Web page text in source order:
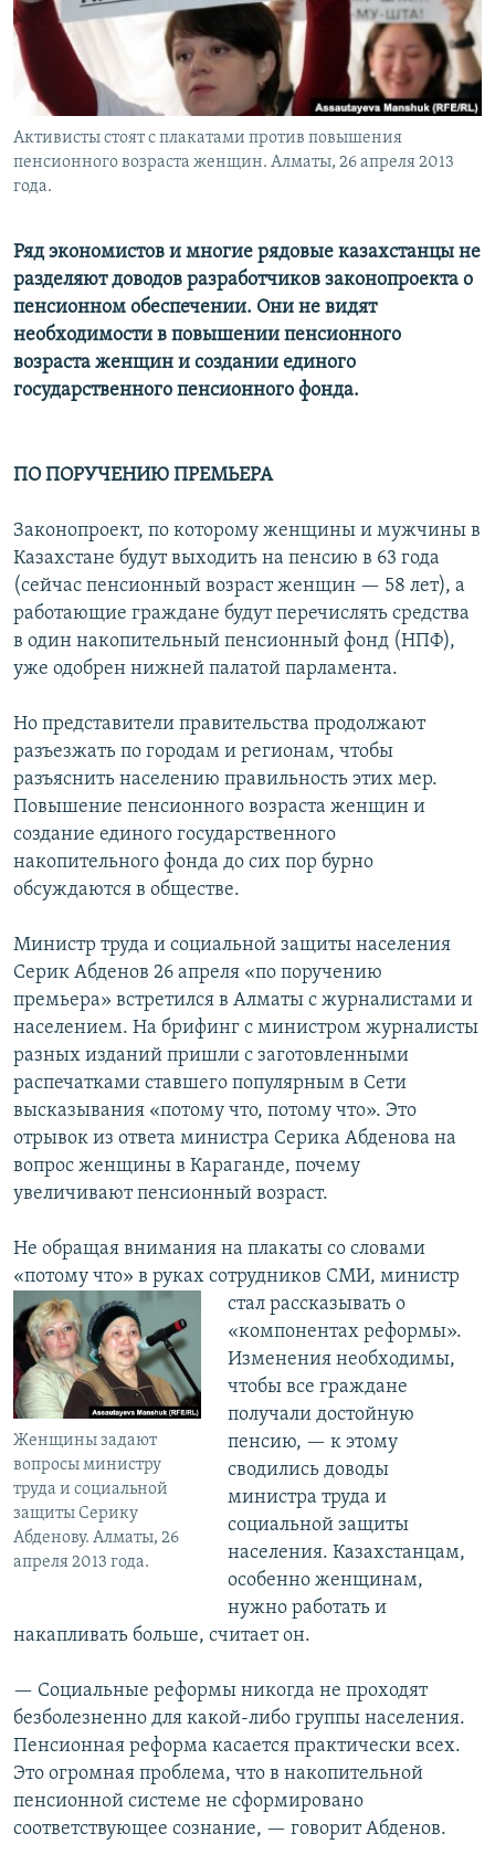
Активисты стоят с плакатами против повышения
пенсионного возраста женщин. Алматы, 26 апреля 2013
года.
Ряд экономистов и многие рядовые казахстанцы не
разделяют доводов разработчиков законопроекта о
пенсионном обеспечении. Они не видят
необходимости в повышении пенсионного
возраста женщин и создании единого
государственного пенсионного фонда.
ПО ПОРУЧЕНИЮ ПРЕМЬЕРА
Законопроект, по которому женщины и мужчины в
Казахстане будут выходить на пенсию в 63 года
(сейчас пенсионный возраст женщин — 58 лет), а
работающие граждане будут перечислять средства
в один накопительный пенсионный фонд (НПФ),
уже одобрен нижней палатой парламента.
Но представители правительства продолжают
разъезжать по городам и регионам, чтобы
разъяснить населению правильность этих мер.
Повышение пенсионного возраста женщин и
создание единого государственного
накопительного фонда до сих пор бурно
обсуждаются в обществе.
Министр труда и социальной защиты населения
Серик Абденов 26 апреля «по поручению
премьера» встретился в Алматы с журналистами и
населением. На брифинг с министром журналисты
разных изданий пришли с заготовленными
распечатками ставшего популярным в Сети
высказывания «потому что, потому что». Это
отрывок из ответа министра Серика Абденова на
вопрос женщины в Караганде, почему
увеличивают пенсионный возраст.
Не обращая внимания на плакаты со словами
«потому что» в руках сотрудников
Женщины задают
вопросы министру
труда и социальной
защиты Серику
Абденову. Алматы, 26
апреля 2013 года.
СМИ, министр
стал рассказывать о
«компонентах реформы».
Изменения необходимы,
чтобы все граждане
получали достойную
пенсию, — к этому
сводились доводы
министра труда и
социальной защиты
населения. Казахстанцам,
особенно женщинам,
нужно работать и
накапливать больше, считает он.
— Социальные реформы никогда не проходят
безболезненно для какой-либо группы населения.
Пенсионная реформа касается практически всех.
Это огромная проблема, что в накопительной
пенсионной системе не сформировано
соответствующее сознание, — говорит Абденов.